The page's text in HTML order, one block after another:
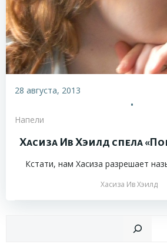
28 августа, 2013
•
Напели
Хасиза Ив Хэилд спела
Кстати, нам Хасиза разрешает
Хасиза Ив Хэилд